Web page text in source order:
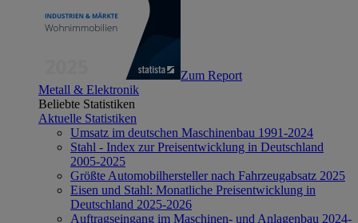
Zum Report
Metall & Elektronik
Beliebte Statistiken
Aktuelle Statistiken
Umsatz im deutschen Maschinenbau 1991-2024
Stahl - Index zur Preisentwicklung in Deutschland
2005-2025
Größte Automobilhersteller nach Fahrzeugabsatz 2025
Eisen und Stahl: Monatliche Preisentwicklung in
Deutschland 2025-2026
Auftragseingang im Maschinen- und Anlagenbau 2024-